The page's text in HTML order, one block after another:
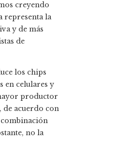
creyendo
representa la
y de más
de
los chips
en celulares y
productor
de acuerdo con
no la